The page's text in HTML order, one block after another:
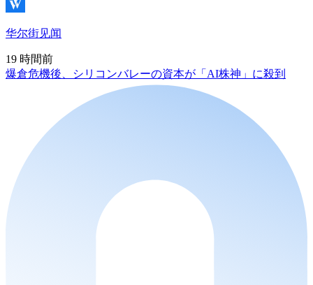
华尔街见闻
19 時間前
爆倉危機後、シリコンバレーの資本が「AI株神」に殺到